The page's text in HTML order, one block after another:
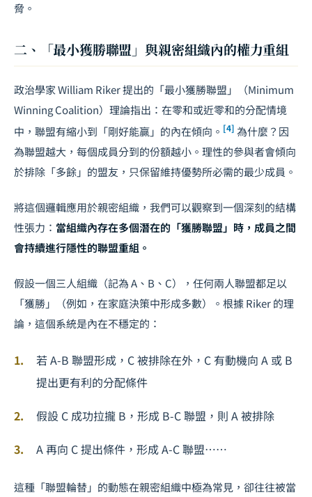
脅。
二、「最小獲勝聯盟」與親密組織內的權力重組
政治學家 William Riker 提出的「最小獲勝聯盟」（Minimum
Winning Coalition）理論指出：在零和或近零和的分配情境
中，聯盟有縮小到「剛好能贏」的內在傾向。 [4] 為什麼？因
為聯盟越大，每個成員分到的份額越小。理性的參與者會傾向
於排除「多餘」的盟友，只保留維持優勢所必需的最少成員。
將這個邏輯應用於親密組織，我們可以觀察到一個深刻的結構
性張力： 當組織內存在多個潛在的「獲勝聯盟」時，成員之間
會持續進行隱性的聯盟重組。
假設一個三人組織（記為 A、B、C），任何兩人聯盟都足以
「獲勝」（例如，在家庭決策中形成多數）。根據 Riker 的理
論，這個系統是內在不穩定的：
若 A-B 聯盟形成，C 被排除在外，C 有動機向 A 或 B
提出更有利的分配條件
假設 C 成功拉攏 B，形成 B-C 聯盟，則 A 被排除
A 再向 C 提出條件，形成 A-C 聯盟⋯⋯
這種「聯盟輪替」的動態在親密組織中極為常見，卻往往被當